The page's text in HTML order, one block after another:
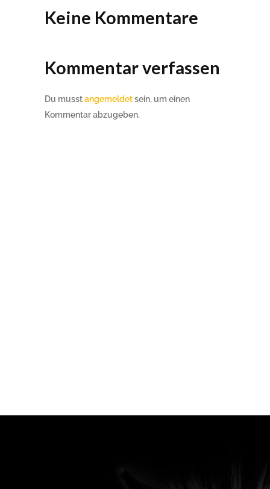
Keine Kommentare
Kommentar verfassen
Du musstangemeldetsein, um einen
Kommentar abzugeben.